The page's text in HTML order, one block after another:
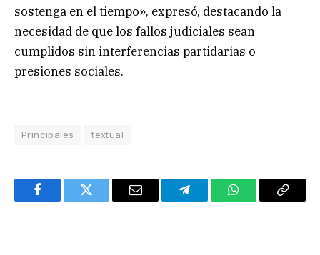
sostenga en el tiempo», expresó, destacando la
necesidad de que los fallos judiciales sean
cumplidos sin interferencias partidarias o
presiones sociales.
Principales textual
FacebookTwitter Email TelegramWhatsAppCopy